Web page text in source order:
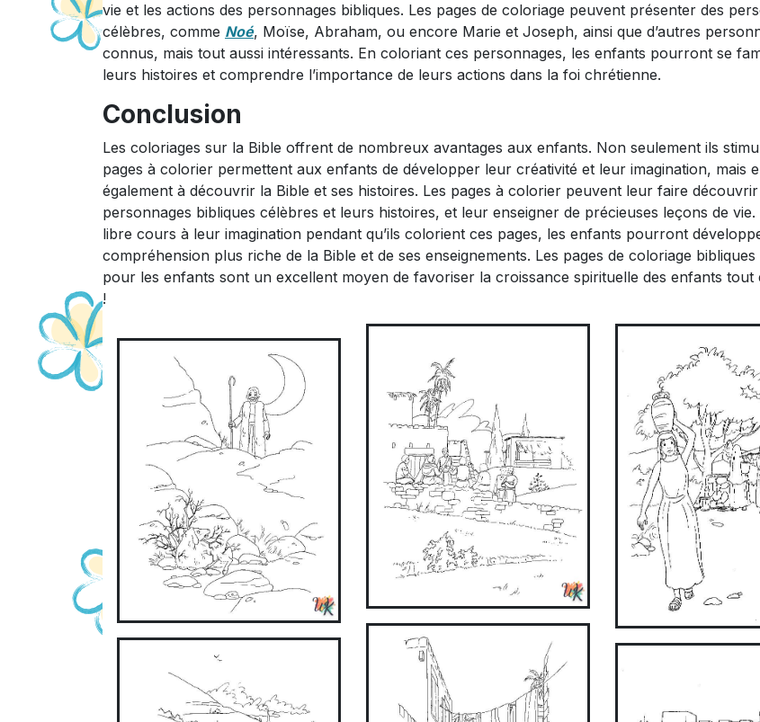
vie et les actions des personnages bibliques. Les pages de coloriage peuvent présenter des
célèbres, comme Noé, Moïse, Abraham, ou encore Marie et Joseph, ainsi que d’autres
connus, mais tout aussi intéressants. En coloriant ces personnages, les enfants pourront se
leurs histoires et comprendre l’importance de leurs actions dans la foi chrétienne.
Conclusion
Les coloriages sur la Bible offrent de nombreux avantages aux enfants. Non seulement ils
pages à colorier permettent aux enfants de développer leur créativité et leur imagination, mais
également à découvrir la Bible et ses histoires. Les pages à colorier peuvent leur faire découvrir
personnages bibliques célèbres et leurs histoires, et leur enseigner de précieuses leçons de vie.
libre cours à leur imagination pendant qu’ils colorient ces pages, les enfants pourront
compréhension plus riche de la Bible et de ses enseignements. Les pages de coloriage bibliques
pour les enfants sont un excellent moyen de favoriser la croissance spirituelle des enfants tout
!